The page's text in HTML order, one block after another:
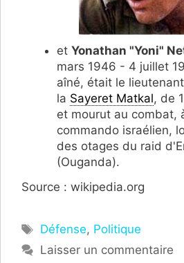
et Yonathan "Yoni"
mars 1946 - 4 juillet
aîné, était le
la Sayeret Matkal, de
et mourut au combat,
commando israélien,
des otages du raid
(Ouganda).
Source : wikipedia.org
Étiquettes
Défense, Politique
Laisser un commentaire